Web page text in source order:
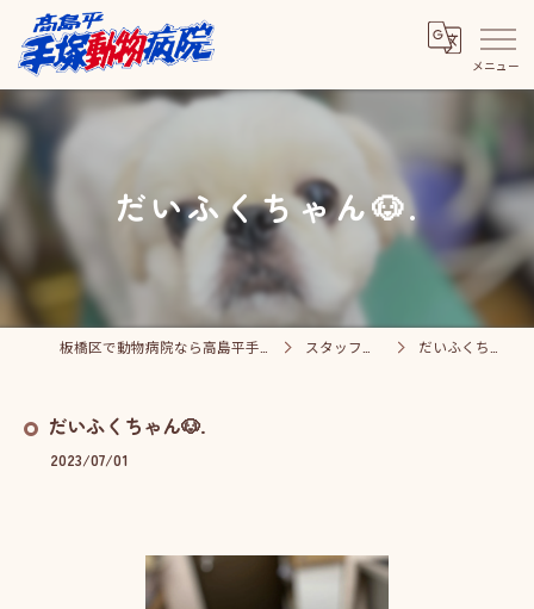
だいふくちゃん🐶.
スタッフブログ だいふくちゃん🐶.
だいふくちゃん🐶.
2023/07/01